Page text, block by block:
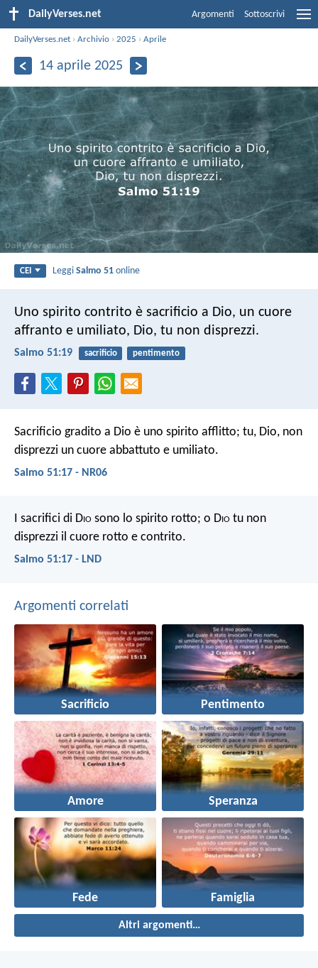
DailyVerses.net Argomenti Sottoscrivi
DailyVerses.net ›Archivio ›2025 ›Aprile
14 aprile 2025
CEI LeggiSalmo 51 online
Uno spirito contrito è sacrificio a Dio, un cuore
affranto e umiliato, Dio, tu non disprezzi.
Salmo 51:19 sacrificio pentimento
Sacrificio gradito a Dio è uno spirito afflitto; tu, Dio, non
disprezzi un cuore abbattuto e umiliato.
Salmo 51:17 - NR06
I sacrifici di Dio sono lo spirito rotto; o Dio tu non
disprezzi il cuore rotto e contrito.
Salmo 51:17 - LND
Argomenti correlati
Sacrificio Pentimento
Amore Speranza
Fede Famiglia
Altri argomenti…